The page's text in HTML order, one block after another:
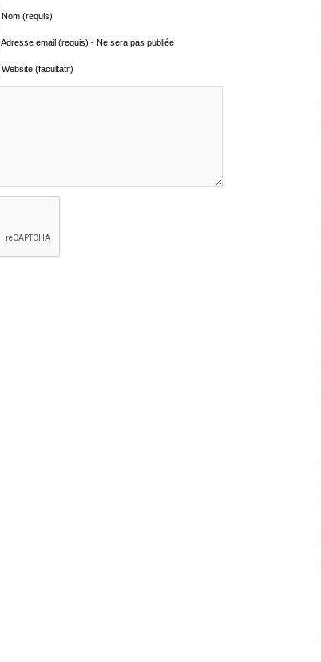
Nom (requis)
Adresse email (requis) - Ne sera pas publiée
Website (facultatif)